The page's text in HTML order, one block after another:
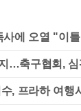
사에 오열 "이
…축구협회,
, 프라하 여